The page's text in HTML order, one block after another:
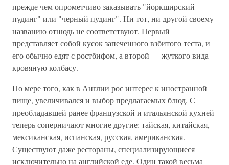
прежде чем опрометчиво заказывать "йоркширский
пудинг" или "черный пудинг". Ни тот, ни другой своему
названию отнюдь не соответствуют. Первый
представляет собой кусок запеченного взбитого теста, и
его обычно едят с ростбифом, а второй — жуткого вида
кровяную колбасу.
По мере того, как в Англии рос интерес к иностранной
пище, увеличивался и выбор предлагаемых блюд. С
преобладавшей ранее французской и итальянской кухней
теперь соперничают многие другие: тайская, китайская,
мексиканская, испанская, русская, американская.
Существуют даже рестораны, специализирующиеся
исключительно на английской еде. Один такой весьма